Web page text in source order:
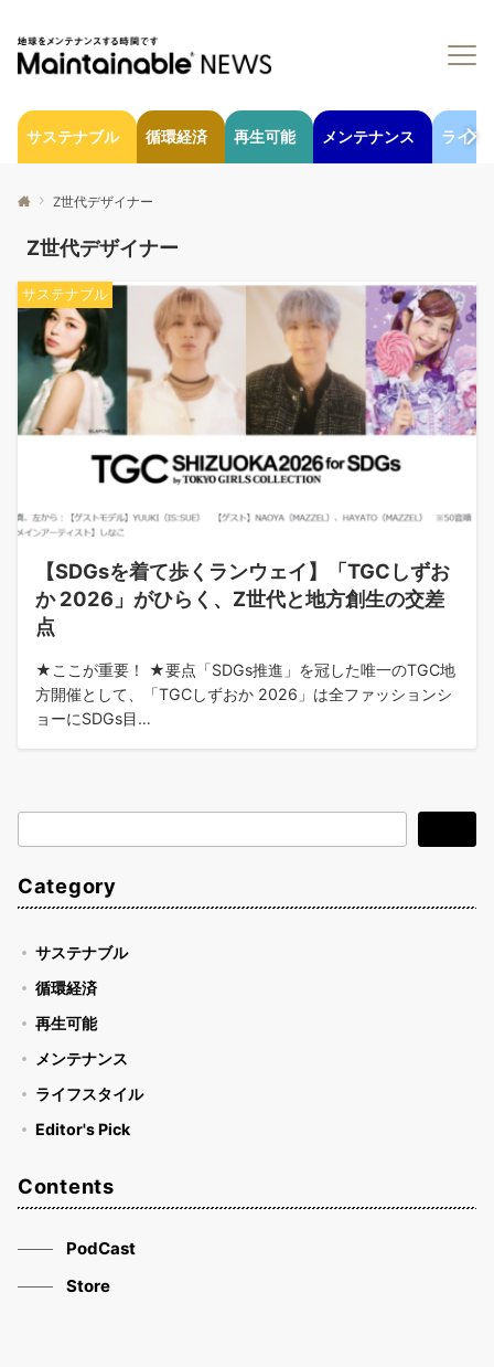
サステナブル 循環経済 再生可能 メンテナンス ライフ
Z世代デザイナー
Z世代デザイナー
サステナブル
【SDGsを着て歩くランウェイ】「TGCしずお
か 2026」がひらく、Z世代と地方創生の交差
点
★ここが重要！ ★要点「SDGs推進」を冠した唯一のTGC地
方開催として、「TGCしずおか 2026」は全ファッションシ
ョーにSDGs目…
索
Category
サステナブル
循環経済
再生可能
メンテナンス
ライフスタイル
Editor's Pick
Contents
PodCast
Store